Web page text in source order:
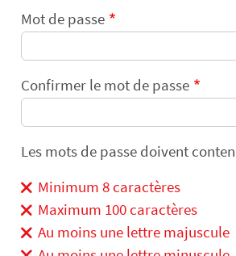
Mot de passe
Confirmer le mot de passe
Les mots de passe doivent
Minimum 8 caractères
Maximum 100 caractères
Au moins une lettre majuscule